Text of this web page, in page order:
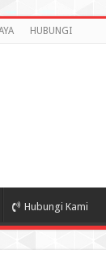
HUBUNGI
Hubungi Kami